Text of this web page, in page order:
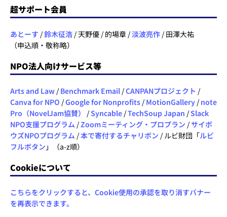
超サポート会員
あとーす /鈴木征浩 / 天野優 / 的場章 /淡波亮作 / 田澤大祐
（申込順・敬称略）
NPO法人向けサービス等
Arts and Law / Benchmark Email /CANPANプロジェクト /
Canva for NPO /Google for Nonprofits / MotionGallery / note
Pro（NovelJam協賛）
/Syncable /TechSoup Japan /Slack
NPO支援プログラム /Zoomミーティング・プロプラン /サイボ
ウズNPOプログラム /本で寄付するチャリボン / ルビ財団「ルビ
フルボタン 」（a-z順）
Cookieについて
こちらをクリックすると、Cookie使用の承認を取り消すバナー
を再表示できます。